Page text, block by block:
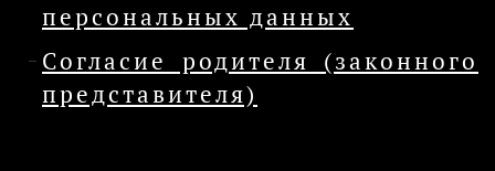
персональных данных
Согласие родителя (законного
представителя)